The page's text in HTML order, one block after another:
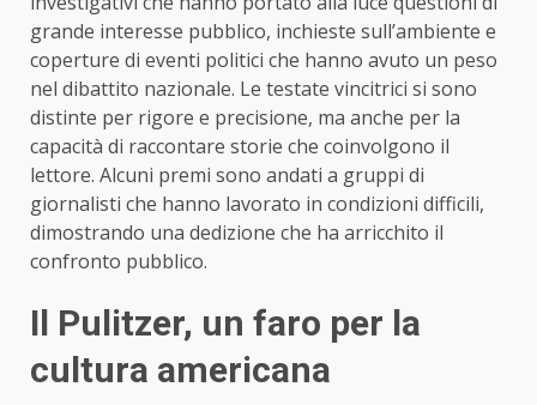
grande interesse pubblico, inchieste sull’ambiente e
coperture di eventi politici che hanno avuto un peso
nel dibattito nazionale. Le testate vincitrici si sono
distinte per rigore e precisione, ma anche per la
capacità di raccontare storie che coinvolgono il
lettore. Alcuni premi sono andati a gruppi di
giornalisti che hanno lavorato in condizioni difficili,
dimostrando una dedizione che ha arricchito il
confronto pubblico.
Il Pulitzer, un faro per la
cultura americana